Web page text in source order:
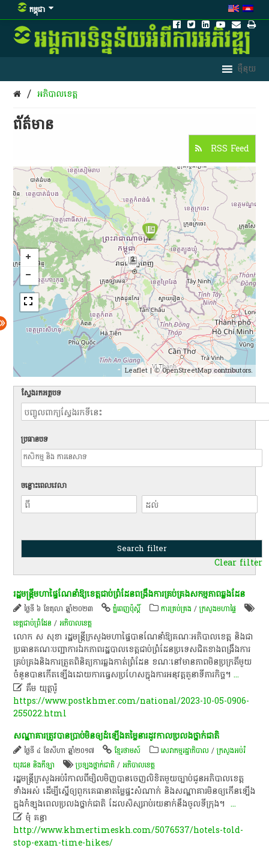
កម្ពុជា
/ អភិបាលខេត្ត​
ព័ត៌មាន​
RSS Feed
2
Leaflet| ©OpenStreetMapcontributors.
ស្វែងរកអត្ថបទ
ប្រធានបទ
ចន្លោះពេលវេលា
Clear filter
រដ្ឋមន្ត្រី​មហាផ្ទៃ​ណែនាំ​ឱ្យ​ខេត្ដ​ជាប់​ព្រំដែន​ពង្រឹង​ការគ្រប់គ្រង​សកម្មភាព​ឆ្លងដែន
ថ្ងៃទី ៦ ខែតុលា ឆ្នាំ២០២៣ ភ្នំពេញប៉ុស្តិ៍ ការគ្រប់គ្រង /ក្រសួងមហាផ្ទៃ
ខេត្ត​ជាប់​ព្រំដែន /អភិបាលខេត្ត​
លោ​ក ស សុខា រដ្ឋមន្ត្រី​ក្រសួងមហាផ្ទៃ​បាន​ណែនាំ​ឱ្យ​គណៈ​​អភិបាលខេត្ត និង​ជា​
ប្រធាន​គណៈ​បញ្ជា​ការឯកភាព​រដ្ឋបាល​ខេត្ត​ជាប់​ព្រំដែន​ប្រទេសជិតខាង​ពង្រឹង​ការ
គ្រប់គ្រង​និង​ការត្រួតពិនិត្យ​ការឆ្លងកាត់​ព្រំដែន ខណៈ​នៅមាន​ភាពមិនប្រក្រតី​មួយ
ចំនួន​បានកើត​ឡើង​ដោយ​ការធ្វេសប្រហែស​ក្នុងការ​អនុវត្ត​តួនាទី​ភារកិច្ច​។...
 គឹម យុត្ថារ៉ូ
https://www.postkhmer.com/national/2023-10-05-0906-
255022.html
សណ្ឋាគារត្រូវបានប្រាប់មិនឲ្យដំឡើងតម្លៃនារដូវកាលប្រលងថ្នាក់ជាតិ
ថ្ងៃទី ៤ ខែសីហា ឆ្នាំ២០១៧ ខ្មែរថាមស៍ សេវាកម្មរដ្ឋាភិបាល /ក្រសួងអប់រំ
យុវជន និងកីឡា
ប្រឡង​ថ្នាក់​ជាតិ​ /អភិបាលខេត្ត​
រដ្ឋមន្ត្រីក្រសួង​អប់រំ​កាលពី​ម្សិលមិញ​បាន​ចេញ​លិខិត​មួយ​ច្បាប់​ជូន​អភិបាលខេត្ត​
ទាំងអស់​ ដើម្បី​ស្នើ​ឲ្យ​ពួក​គេ​ធានា​តម្លៃ​ផ្ទះសំណាក់​ និង​សណ្ឋាគារ​មិនឲ្យកើនឡើង​
ក្នុង​កំឡុង​ពេល​ប្រលង​ថ្នាក់​ជាតិ​ ​ដែល​សិស្ស​រាប់រយ​នាក់នឹងចូល​ទីក្រុង​​។​ ​...
 មុំ គន្ធា
http://www.khmertimeskh.com/5076537/hotels-told-
stop-exam-time-hikes/